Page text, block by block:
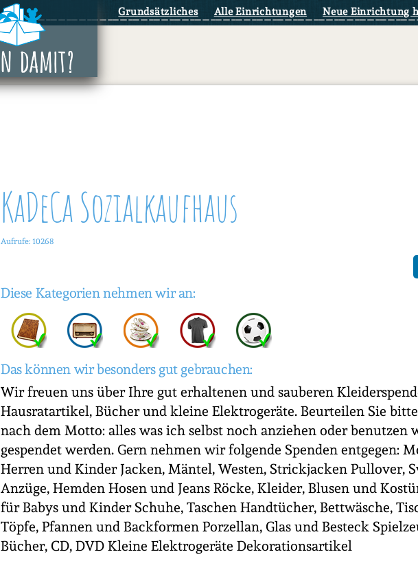
Grundsätzliches Alle Einrichtungen Neue Einrichtung
KaDeCa Sozialkaufhaus
Aufrufe: 10268
Diese Kategorien nehmen wir an:
Das können wir besonders gut gebrauchen:
Wir freuen uns über Ihre gut erhaltenen und sauberen
Hausratartikel, Bücher und kleine Elektrogeräte. Beurteilen Sie
nach dem Motto: alles was ich selbst noch anziehen oder benutzen
gespendet werden. Gern nehmen wir folgende Spenden entgegen:
Herren und Kinder Jacken, Mäntel, Westen, Strickjacken Pullover,
Anzüge, Hemden Hosen und Jeans Röcke, Kleider, Blusen und
für Babys und Kinder Schuhe, Taschen Handtücher, Bettwäsche,
Töpfe, Pfannen und Backformen Porzellan, Glas und Besteck
Bücher, CD, DVD Kleine Elektrogeräte Dekorationsartikel